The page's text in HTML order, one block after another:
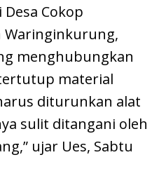
Cokop
Waringinkurung,
menghubungkan
material
diturunkan alat
sulit ditangani oleh
ujar Ues, Sabtu